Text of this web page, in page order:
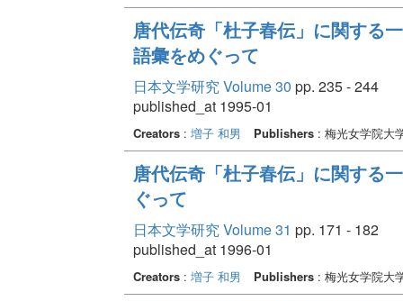
唐代伝奇「杜子春伝」に関する
語彙をめぐって
日本文学研究 Volume 30 pp. 235 - 244
published_at 1995-01
Creators: 増子 和男 Publishers: 梅光女学院大
唐代伝奇「杜子春伝」に関する
ぐって
日本文学研究 Volume 31 pp. 171 - 182
published_at 1996-01
Creators: 増子 和男 Publishers: 梅光女学院大